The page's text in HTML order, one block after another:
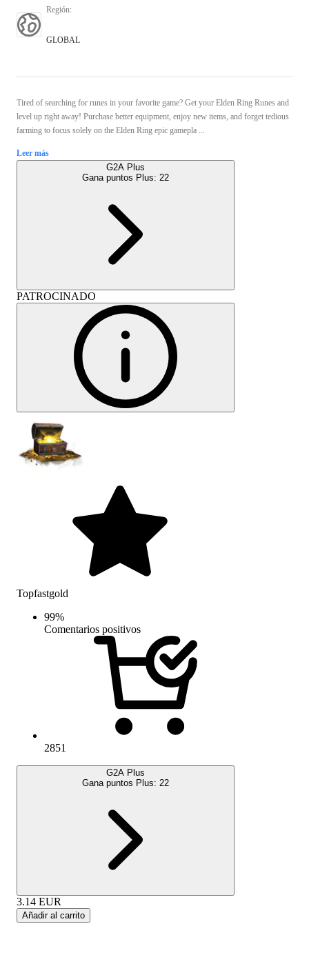
Región:
GLOBAL
Tired of searching for runes in your favorite game? Get your Elden Ring Runes and
level up right away! Purchase better equipment, enjoy new items, and forget tedious
farming to focus solely on the Elden Ring epic gamepla ...
Leer más
G2A Plus
Gana puntos Plus: 22
PATROCINADO
Topfastgold
99%
Comentarios positivos
2851
G2A Plus
Gana puntos Plus: 22
3.14 EUR
Añadir al carrito